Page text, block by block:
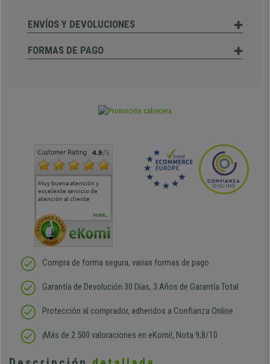
ENVÍOS Y DEVOLUCIONES
FORMAS DE PAGO
Customer Rating 4.9/5
Muy buena atención y
excelente servicio de
atención al cliente
Muy buena atención de
cara al asesoramiento
Si estoy contento
MORE...
Compra de forma segura, varias formas de pago
Garantía de Devolución 30 Días, 3 Años de Garantía Total
Protección al comprador, adheridos a Confianza Online
¡Más de 2.500 valoraciones en eKomi!, Nota 9,8/10